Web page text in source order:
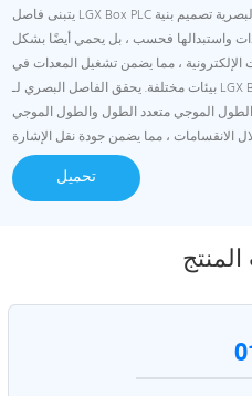
يتبنى فاصل LGX Box PLC الألياف البصرية تصميم بنية LGX Box ، وهو مضغوط وسهل
واستبدالها فحسب ، بل يحمي أيضًا بشكل
الإلكترونية ، مما يضمن تشغيل المعدات في
بيئات مختلفة. يحقق الفاصل البصري لـ LGX Box PLC توزيعًا موحدًا ونقل فعال للإشارات
الموجي متعدد الطول والطول الموجي
تحميل